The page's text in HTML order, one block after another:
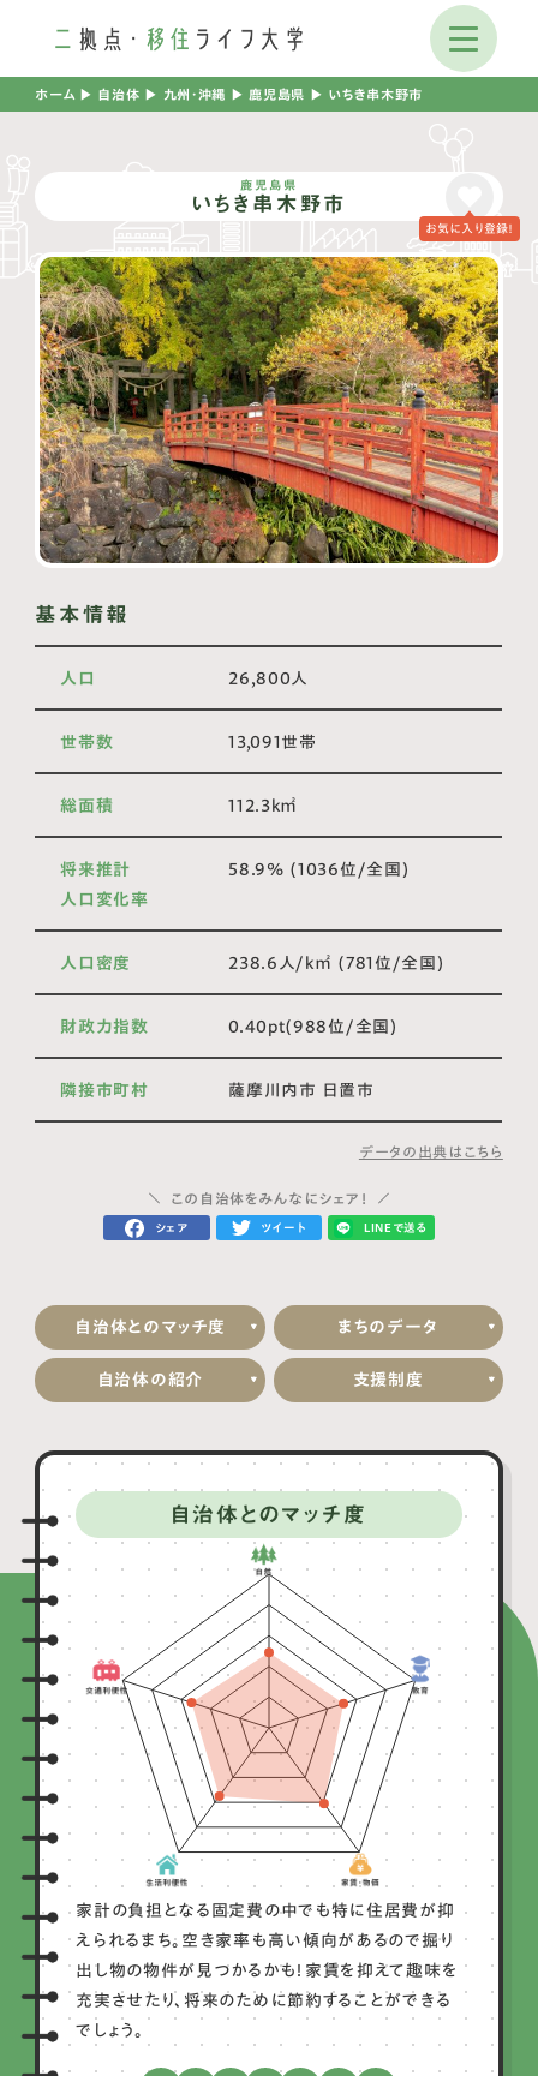
ホーム ▶︎ 自治体 ▶︎ 九州・沖縄 ▶︎ 鹿児島県 ▶︎ いちき串木野市
鹿児島県
いちき串木野市
お気に入り登録！
基本情報
人口 26,800人
世帯数 13,091世帯
総面積 112.3k㎡
将来推計
人口変化率
58.9% (1036位/全国)
人口密度 238.6人/k㎡ (781位/全国)
財政力指数 0.40pt(988位/全国)
隣接市町村 薩摩川内市 日置市
データの出典はこちら
この自治体をみんなにシェア！
シェア ツイート LINEで送る
自治体とのマッチ度 まちのデータ
自治体の紹介 支援制度
自治体とのマッチ度
家計の負担となる固定費の中でも特に住居費が抑
えられるまち。空き家率も高い傾向があるので掘り
出し物の物件が見つかるかも！家賃を抑えて趣味を
充実させたり、将来のために節約することができる
でしょう。